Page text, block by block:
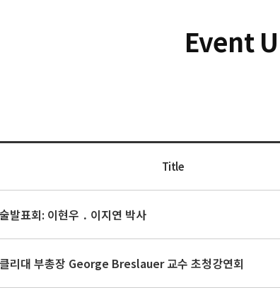
Event
Title
발표회: 이현우 ․ 이지연 박사
리대 부총장 George Breslauer 교수 초청강연회